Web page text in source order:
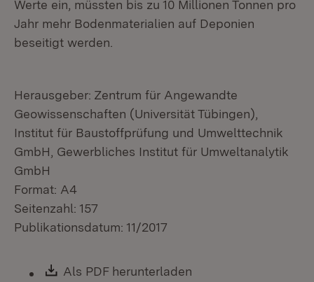
Werte ein, müssten bis zu 10 Millionen Tonnen pro
Jahr mehr Bodenmaterialien auf Deponien
beseitigt werden.
Herausgeber: Zentrum für Angewandte
Geowissenschaften (Universität Tübingen),
Institut für Baustoffprüfung und Umwelttechnik
GmbH, Gewerbliches Institut für Umweltanalytik
GmbH
Format: A4
Seitenzahl: 157
Publikationsdatum: 11/2017
Download:
Als PDF herunterladen